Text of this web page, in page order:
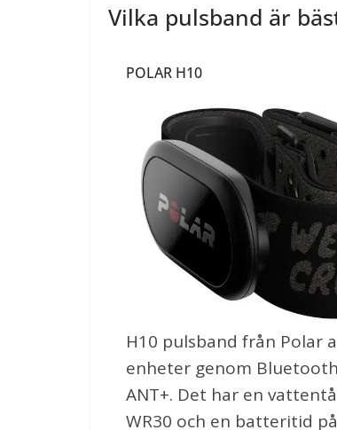
Vilka pulsband är
POLAR H10
H10 pulsband från Polar
enheter genom
ANT+. Det har en
WR30 och en batteritid